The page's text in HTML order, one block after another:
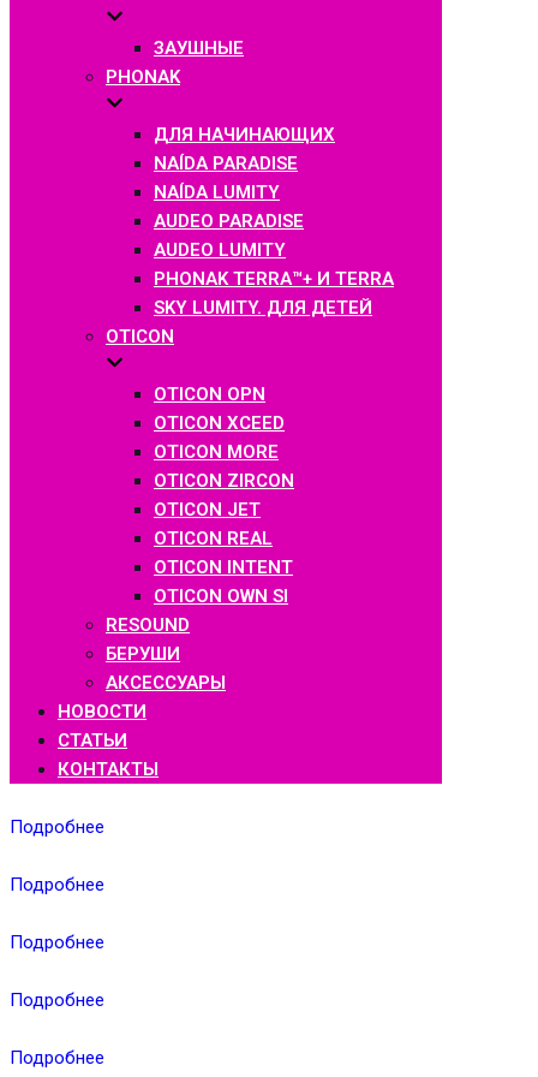
ЗАУШНЫЕ
PHONAK
ДЛЯ НАЧИНАЮЩИХ
NAÍDA PARADISE
NAÍDA LUMITY
AUDEO PARADISE
AUDEO LUMITY
PHONAK TERRA™+ И TERRA
SKY LUMITY. ДЛЯ ДЕТЕЙ
OTICON
OTICON OPN
OTICON XCEED
OTICON MORE
OTICON ZIRCON
OTICON JET
OTICON REAL
OTICON INTENT
OTICON OWN SI
RESOUND
БЕРУШИ
АКСЕССУАРЫ
НОВОСТИ
СТАТЬИ
КОНТАКТЫ
Подробнее
Подробнее
Подробнее
Подробнее
Подробнее